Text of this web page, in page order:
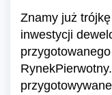
Znamy już
inwestycji